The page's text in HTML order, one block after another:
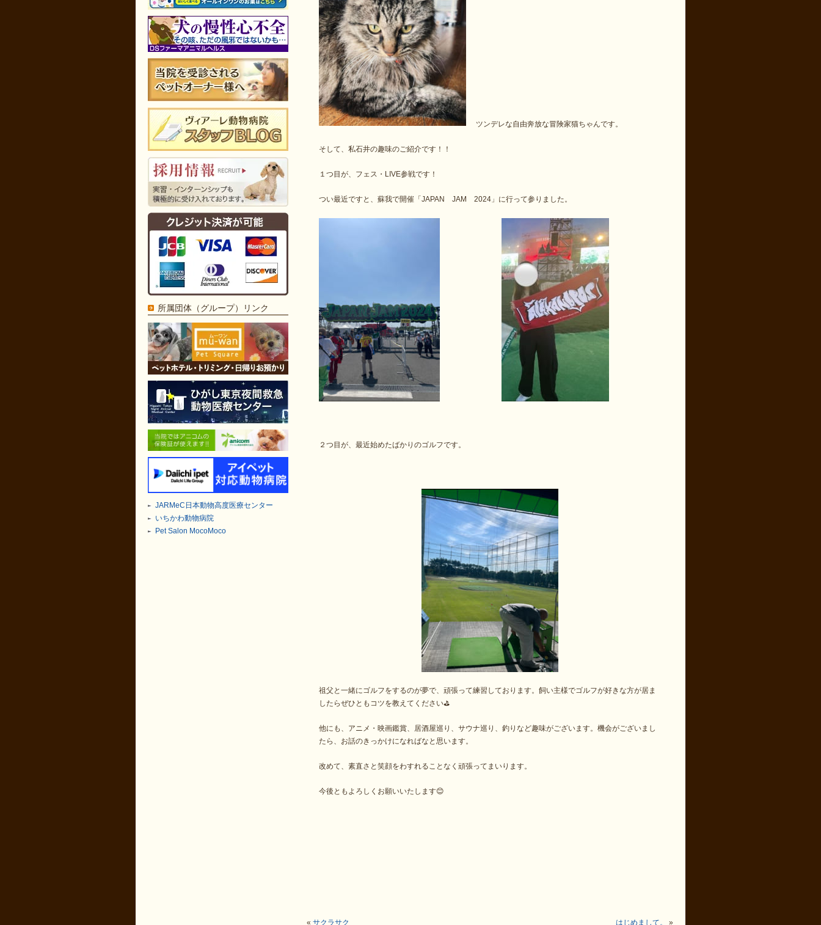
ツンデレな自由奔放な冒険家猫ちゃんです。
そして、私石井の趣味のご紹介です！！
１つ目が、フェス・LIVE参戦です！
つい最近ですと、蘇我で開催「JAPAN JAM 2024」に行って参りました。
２つ目が、最近始めたばかりのゴルフです。
祖父と一緒にゴルフをするのが夢で、頑張って練習しております。飼い主様でゴルフが好きな方が居ま
したらぜひともコツを教えてください⛳
他にも、アニメ・映画鑑賞、居酒屋巡り、サウナ巡り、釣りなど趣味がございます。機会がございまし
たら、お話のきっかけになればなと思います。
改めて、素直さと笑顔をわすれることなく頑張ってまいります。
今後ともよろしくお願いいたします😊
« サクラサク はじめまして。 »
所属団体（グループ）リンク
JARMeC日本動物高度医療センター
いちかわ動物病院
Pet Salon MocoMoco